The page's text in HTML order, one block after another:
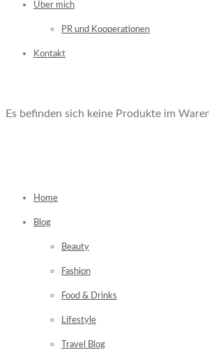
Über mich
PR und Kooperationen
Kontakt
Es befinden sich keine Produkte im
Home
Blog
Beauty
Fashion
Food & Drinks
Lifestyle
Travel Blog